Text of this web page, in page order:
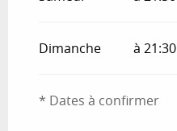
Dimanche à 21:30
* Dates à confirmer